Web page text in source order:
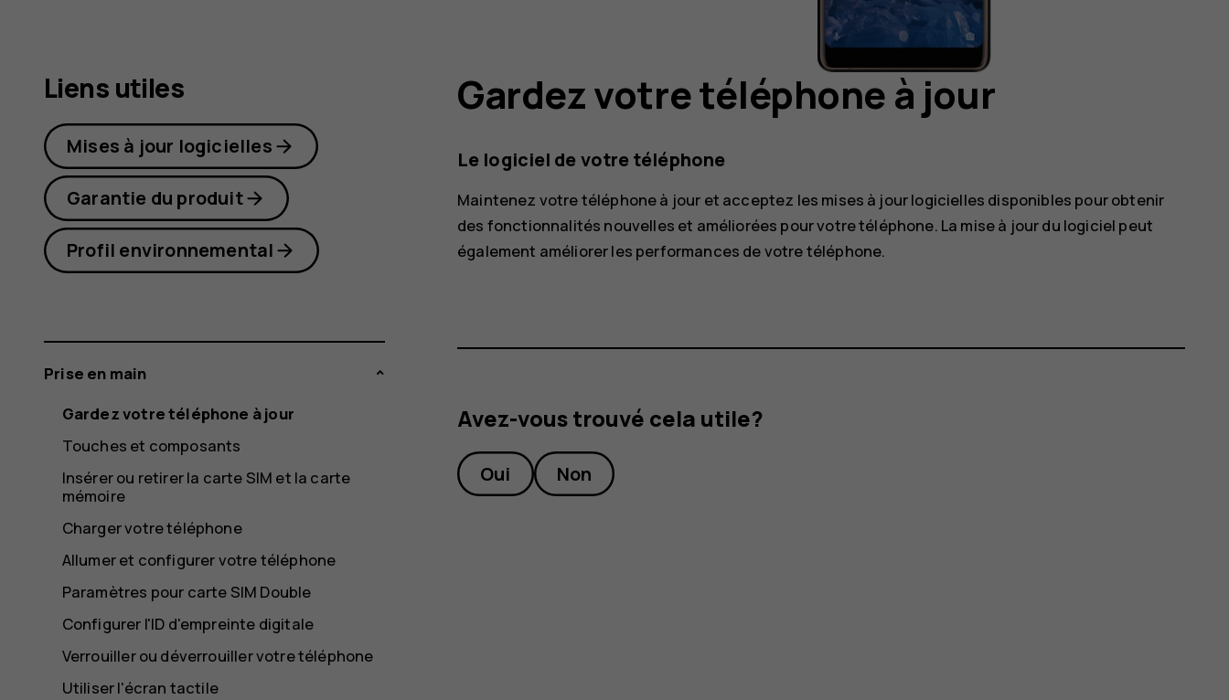
Plus Gardez votre téléphone à jour
Le logiciel de votre téléphone
Maintenez votre téléphone à jour et acceptez les mises à jour logicielles disponibles pour obtenir
des fonctionnalités nouvelles et améliorées pour votre téléphone. La mise à jour du logiciel peut
également améliorer les performances de votre téléphone.
Avez-vous trouvé cela utile?
Oui Non
Liens utiles
Mises à jour logicielles
Garantie du produit
Profil environnemental
Prise en main
Gardez votre téléphone à jour
Touches et composants
Insérer ou retirer la carte SIM et la carte
mémoire
Charger votre téléphone
Allumer et configurer votre téléphone
Paramètres pour carte SIM Double
Configurer l'ID d'empreinte digitale
Verrouiller ou déverrouiller votre téléphone
Utiliser l'écran tactile